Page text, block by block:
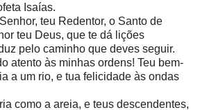
Isaías.
teu Redentor, o Santo de
teu Deus, que te dá lições
pelo caminho que deves seguir.
atento às minhas ordens! Teu bem-
a um rio, e tua felicidade às ondas
como a areia, e teus descendentes,